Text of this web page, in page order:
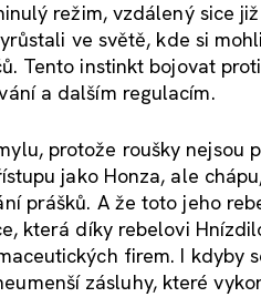
režim, vzdálený sice
ve světě, kde si
Tento instinkt bojovat proti
a dalším regulacím.
protože roušky nejsou
jako Honza, ale
prášků. A že toto jeho
která díky rebelovi
firem. I kdyby
zásluhy, které